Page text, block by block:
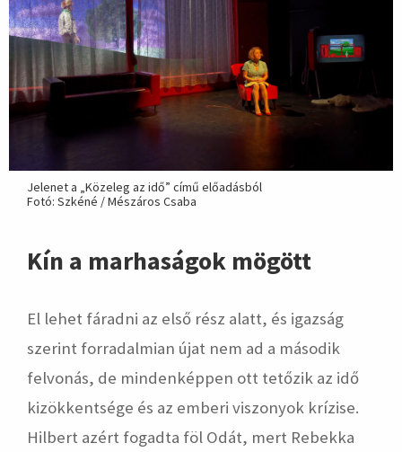
Jelenet a „Közeleg az idő” című előadásból
Fotó: Szkéné / Mészáros Csaba
Kín a marhaságok mögött
El lehet fáradni az első rész alatt, és igazság
szerint forradalmian újat nem ad a második
felvonás, de mindenképpen ott tetőzik az idő
kizökkentsége és az emberi viszonyok krízise.
Hilbert azért fogadta föl Odát, mert Rebekka